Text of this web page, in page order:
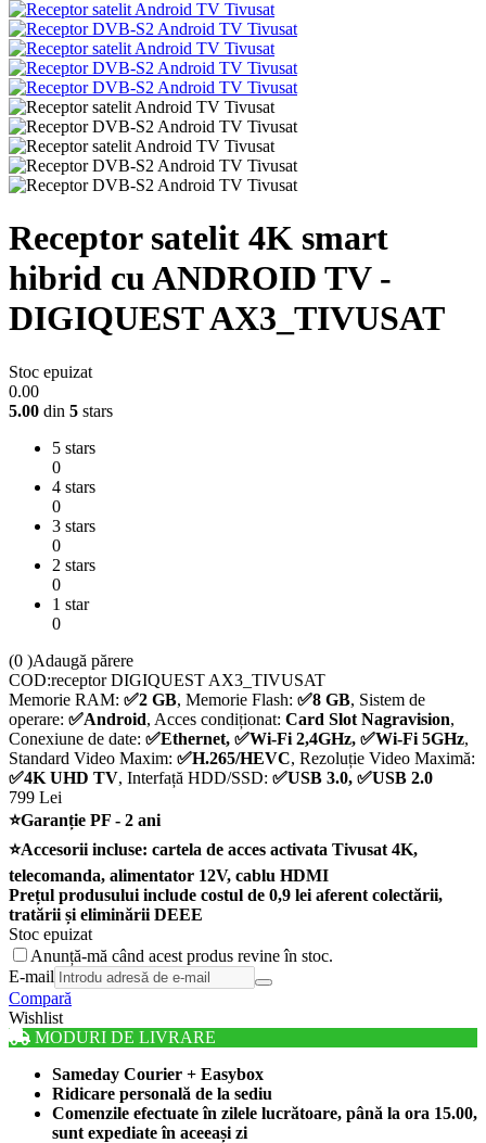
Receptor satelit 4K smart
hibrid cu ANDROID TV -
DIGIQUEST AX3_TIVUSAT
Stoc epuizat
0.00
5.00 din 5 stars
5 stars
0
4 stars
0
3 stars
0
2 stars
0
1 star
0
(0 )Adaugă părere
COD:receptor DIGIQUEST AX3_TIVUSAT
Memorie RAM: ✅2 GB, Memorie Flash: ✅8 GB, Sistem de
operare: ✅Android, Acces condiționat: Card Slot Nagravision,
Conexiune de date: ✅Ethernet, ✅Wi-Fi 2,4GHz, ✅Wi-Fi 5GHz,
Standard Video Maxim: ✅H.265/HEVC, Rezoluție Video Maximă:
✅4K UHD TV, Interfață HDD/SSD: ✅USB 3.0, ✅USB 2.0
799 Lei
⭐Garanție PF - 2 ani
⭐Accesorii incluse: cartela de acces activata Tivusat 4K,
telecomanda, alimentator 12V, cablu HDMI
Prețul produsului include costul de 0,9 lei aferent colectării,
tratării și eliminării DEEE
Stoc epuizat
Anunță-mă când acest produs revine în stoc.
E-mail
Compară
Wishlist
MODURI DE LIVRARE
Sameday Courier + Easybox
Ridicare personală de la sediu
Comenzile efectuate în zilele lucrătoare, până la ora 15.00,
sunt expediate în aceeași zi